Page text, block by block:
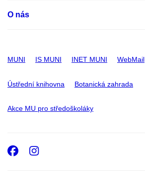
O nás
MUNI IS MUNI INET MUNI WebMail
Ústřední knihovna Botanická zahrada
Akce MU pro středoškoláky
Facebook
Instagram